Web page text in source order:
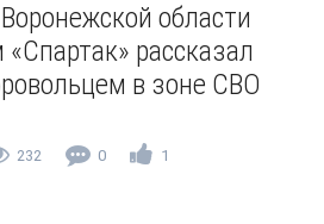
области
рассказал
в зоне СВО
232 0 1